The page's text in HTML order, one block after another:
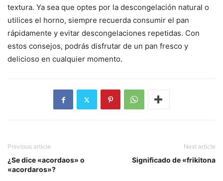
textura. Ya sea que optes por la descongelación natural o
utilices el horno, siempre recuerda consumir el pan
rápidamente y evitar descongelaciones repetidas. Con
estos consejos, podrás disfrutar de un pan fresco y
delicioso en cualquier momento.
Previous article
¿Se dice «acordaos» o
«acordaros»?
Next article
Significado de «frikitona